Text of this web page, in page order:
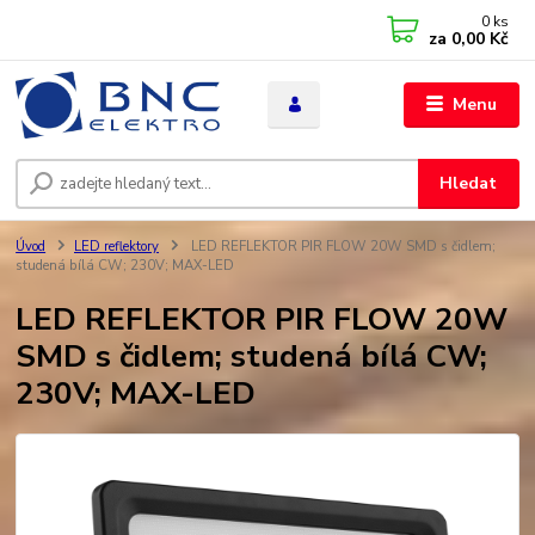
Menu
Hledat
0 ks
za 0,00 Kč
Úvod LED reflektory
LED REFLEKTOR PIR FLOW 20W SMD s čidlem;
studená bílá CW; 230V; MAX-LED
LED REFLEKTOR PIR FLOW 20W
SMD s čidlem; studená bílá CW;
230V; MAX-LED